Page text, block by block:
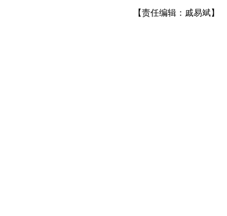
【责任编辑：戚易斌】